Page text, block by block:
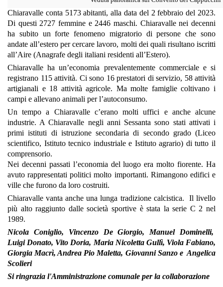
Chiaravalle conta 5173 abitanti, alla data del 2 febbraio del 2023.
Di questi 2727 femmine e 2446 maschi. Chiaravalle nei decenni
ha subito un forte fenomeno migratorio di persone che sono
andate all’estero per cercare lavoro, molti dei quali risultano iscritti
all’Aire (Anagrafe degli italiani residenti all’Estero).
Chiaravalle ha un’economia prevalentemente commerciale e si
registrano 115 attività. Ci sono 16 prestatori di servizio, 58 attività
artigianali e 18 attività agricole. Ma molte famiglie coltivano i
campi e allevano animali per l’autoconsumo.
Un tempo a Chiaravalle c’erano molti uffici e anche alcune
industrie. A Chiaravalle negli anni Sessanta sono stati attivati i
primi istituti di istruzione secondaria di secondo grado (Liceo
scientifico, Istituto tecnico industriale e Istituto agrario) di tutto il
comprensorio.
Nei decenni passati l’economia del luogo era molto fiorente. Ha
avuto rappresentati politici molto importanti. Rimangono edifici e
ville che furono da loro costruiti.
Chiaravalle vanta anche una lunga tradizione calcistica. Il livello
più alto raggiunto dalle società sportive è stata la serie C 2 nel
1989.
Nicola Coniglio, Vincenzo De Giorgio, Manuel Dominelli,
Luigi Donato, Vito Doria, Maria Nicoletta Gullì, Viola Fabiano,
Giorgia Macrì, Andrea Pio Maletta, Giovanni Sanzo e Angelica
Scolieri
Si ringrazia l'Amministrazione comunale per la collaborazione